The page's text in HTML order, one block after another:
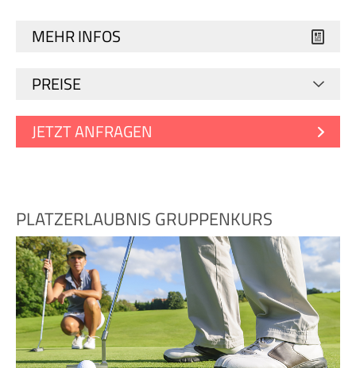
MEHR INFOS
PREISE
JETZT ANFRAGEN
PLATZERLAUBNIS GRUPPENKURS